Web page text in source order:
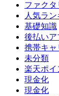
ファク
人気ラ
基礎知識
後払いア
携帯キャ
未分類
楽天ポイ
現金化
現金化